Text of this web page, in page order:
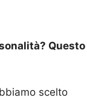
Questo
scelto